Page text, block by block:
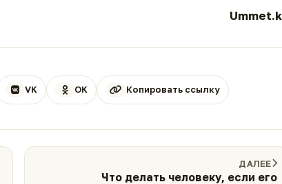
VK OK Копировать ссылку
ДАЛЕЕ
Что делать человеку, если его